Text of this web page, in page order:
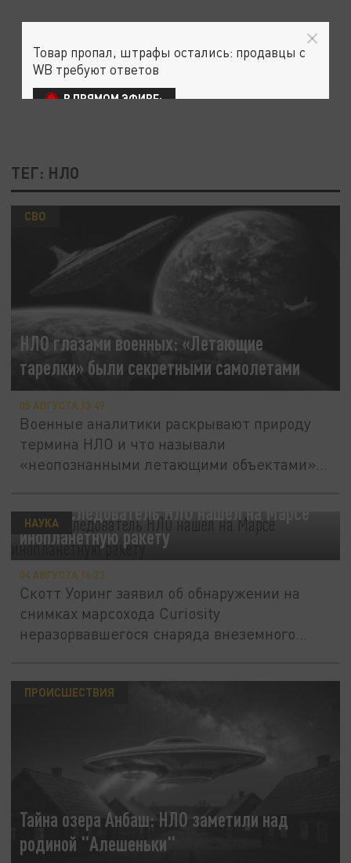
ТЕГ: НЛО
НЛО глазами военных: «Летающие
тарелки» были секретными самолетами
СВО
05 АВГУСТА 13:49
Военные аналитики раскрывают природу
термина НЛО и что называли
«неопознанными летающими объектами» в
DM: Исследователь НЛО нашел на Марсе
инопланетную ракету
НАУКА
04 АВГУСТА 16:23
Скотт Уоринг заявил об обнаружении на
снимках марсохода Curiosity
неразорвавшегося снаряда внеземного...
Тайна озера Анбаш: НЛО заметили над
родиной "Алешеньки"
ПРОИСШЕСТВИЯ
Товар пропал, штрафы остались: продавцы с
WB требуют ответов
В ПРЯМОМ ЭФИРЕ: